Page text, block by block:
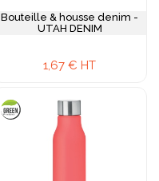
Bouteille & housse denim -
UTAH DENIM
1,67 € HT